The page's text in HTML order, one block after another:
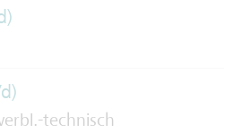
technisch